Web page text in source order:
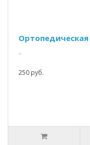
..
250 руб.